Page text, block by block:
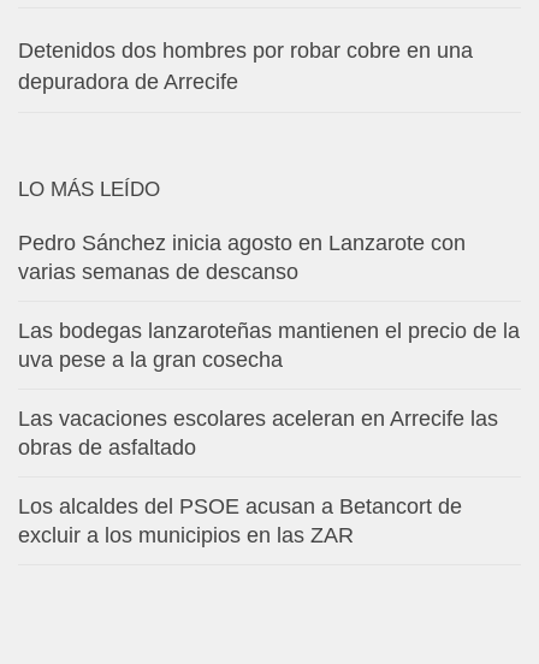
Detenidos dos hombres por robar cobre en una
depuradora de Arrecife
LO MÁS LEÍDO
Pedro Sánchez inicia agosto en Lanzarote con
varias semanas de descanso
Las bodegas lanzaroteñas mantienen el precio de la
uva pese a la gran cosecha
Las vacaciones escolares aceleran en Arrecife las
obras de asfaltado
Los alcaldes del PSOE acusan a Betancort de
excluir a los municipios en las ZAR